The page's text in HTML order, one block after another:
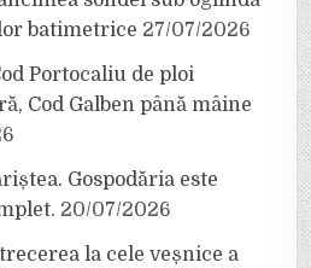
batimetrice 27/07/2026
Portocaliu de ploi
Cod Galben până mâine
Gospodăria este
20/07/2026
la cele veșnice a